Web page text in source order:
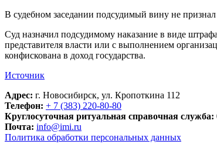
В судебном заседании подсудимый вину не
Суд назначил подсудимому наказание в виде
представителя власти или с выполнением
конфискована в доход государства.
Источник
Адрес: г. Новосибирск, ул. Кропоткина 112
Телефон: + 7 (383) 220-80-80
Круглосуточная ритуальная справочная служба:
Почта: info@imi.ru
Политика обработки персональных данных